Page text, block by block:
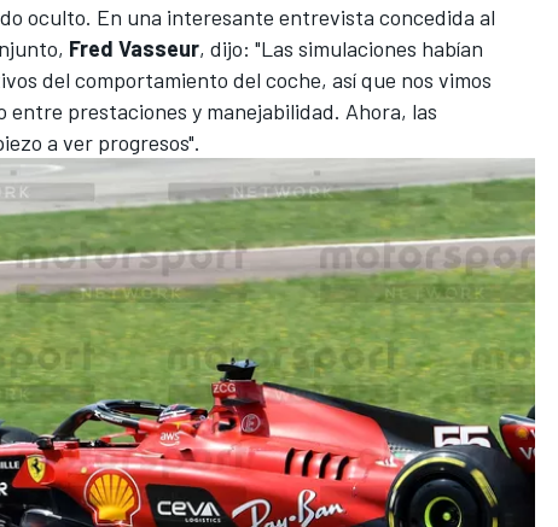
oculto. En una interesante entrevista concedida al
Fred Vasseur, dijo: "Las simulaciones habían
del comportamiento del coche, así que nos vimos
prestaciones y manejabilidad. Ahora, las
a ver progresos".